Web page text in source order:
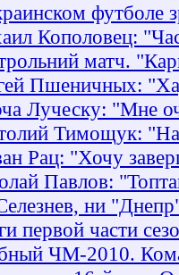
футболе
Кополовец:
матч.
Пшеничных:
Луческу: "Мне
Тимощук:
Рац: "Хочу
Павлов:
ни
первой части
ЧМ-2010.